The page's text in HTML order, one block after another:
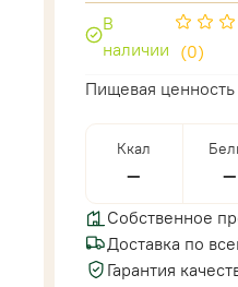
(0)
В
наличии
Пищевая ценность
Ккал
— —
Собственное
Доставка по
Гарантия